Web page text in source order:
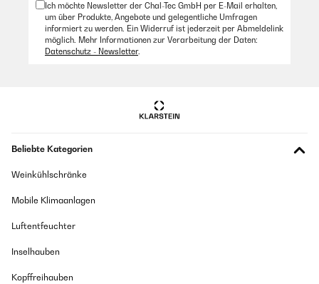
Ich möchte Newsletter der Chal-Tec GmbH per E-Mail erhalten,
um über Produkte, Angebote und gelegentliche Umfragen
informiert zu werden. Ein Widerruf ist jederzeit per Abmeldelink
möglich. Mehr Informationen zur Verarbeitung der Daten:
Datenschutz - Newsletter.
Beliebte Kategorien
Weinkühlschränke
Mobile Klimaanlagen
Luftentfeuchter
Inselhauben
Kopffreihauben